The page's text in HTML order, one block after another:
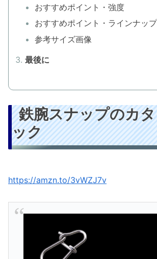
おすすめポイント・強度
おすすめポイント・ラインナップ
参考サイズ画像
最後に
鉄腕スナップのカ
ック
https://amzn.to/3vWZJ7v